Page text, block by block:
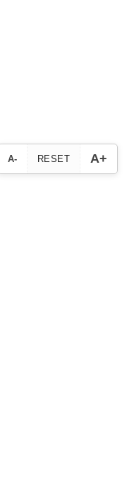
A- RESET A+